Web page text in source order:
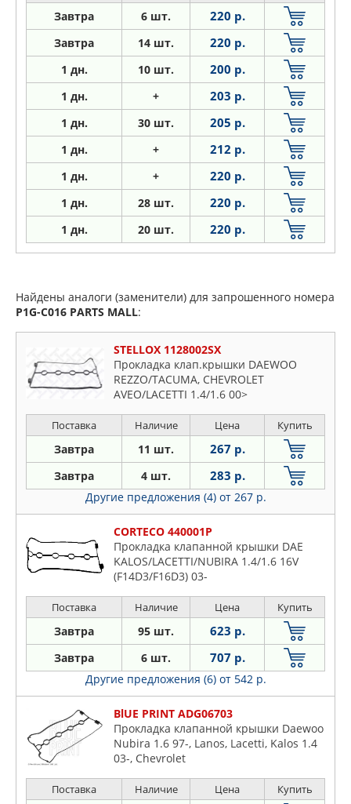
Завтра 6 шт. 220 р.
Завтра 14 шт. 220 р.
1 дн. 10 шт. 200 р.
1 дн. + 203 р.
1 дн. 30 шт. 205 р.
1 дн. + 212 р.
1 дн. + 220 р.
1 дн. 28 шт. 220 р.
1 дн. 20 шт. 220 р.
Найдены аналоги (заменители) для запрошенного номера
P1G-C016 PARTS MALL:
STELLOX 1128002SX
Прокладка клап.крышки DAEWOO
REZZO/TACUMA, CHEVROLET
AVEO/LACETTI 1.4/1.6 00>
Поставка Наличие Цена Купить
Завтра 11 шт. 267 р.
Завтра 4 шт. 283 р.
Другие предложения (4) от 267 р.
CORTECO 440001P
Прокладка клапанной крышки DAE
KALOS/LACETTI/NUBIRA 1.4/1.6 16V
(F14D3/F16D3) 03-
Поставка Наличие Цена Купить
Завтра 95 шт. 623 р.
Завтра 6 шт. 707 р.
Другие предложения (6) от 542 р.
BlUE PRINT ADG06703
Прокладка клапанной крышки Daewoo
Nubira 1.6 97-, Lanos, Lacetti, Kalos 1.4
03-, Chevrolet
Поставка Наличие Цена Купить